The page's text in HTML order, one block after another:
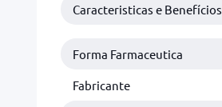
Caracteristicas e Benefícios
Forma Farmaceutica
Fabricante